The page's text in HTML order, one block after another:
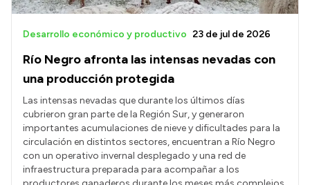
Río Negro afronta las intensas nevadas con
una producción protegida
Desarrollo económico y productivo 23 de jul de 2026
Las intensas nevadas que durante los últimos días
cubrieron gran parte de la Región Sur, y generaron
importantes acumulaciones de nieve y dificultades para la
circulación en distintos sectores, encuentran a Río Negro
con un operativo invernal desplegado y una red de
infraestructura preparada para acompañar a los